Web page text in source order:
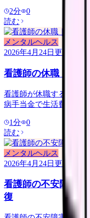
2分
0
読む
メンタルヘルス
2026年4月24日 更新
看護師の休職｜手
看護師が休職する時の
病手当金で生活費の 2/3
1分
0
読む
メンタルヘルス
2026年4月24日 更新
看護師の不安障害
復